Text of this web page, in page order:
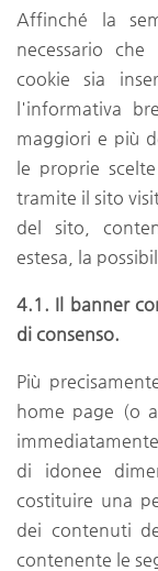
Affinché la
necessario
cookie sia
l'informativa
maggiori e più
le proprie
tramite il sito
del sito,
estesa, la
4.1. Il banner
di consenso.
Più
home page (o
di idonee
costituire una
dei contenuti
contenente le